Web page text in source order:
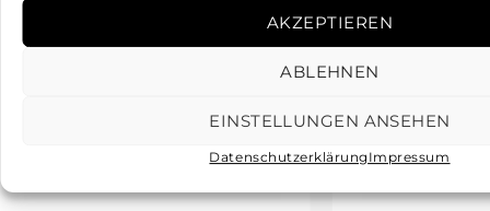
AKZEPTIEREN
ABLEHNEN
EINSTELLUNGEN ANSEHEN
Datenschutzerklärung Impressum